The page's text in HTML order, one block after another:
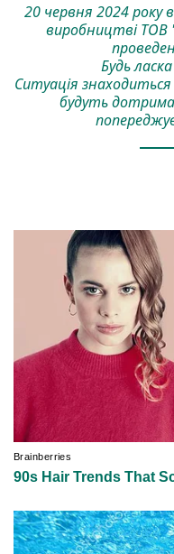
20 червня 2024 року
виробництві ТОВ
Будь
Ситуація
будуть